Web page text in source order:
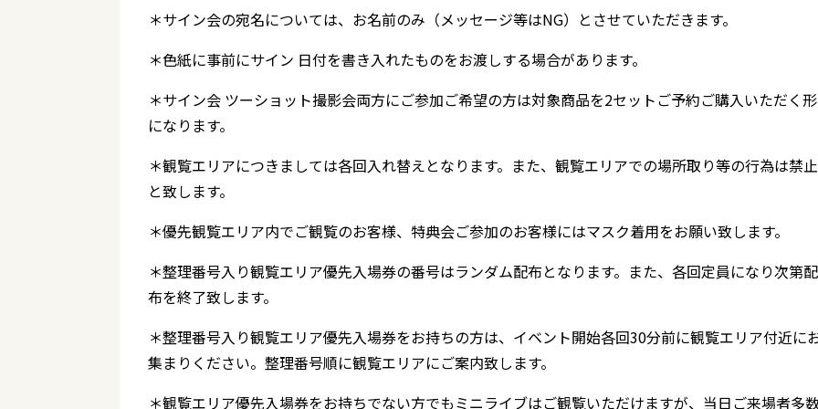
＊サイン会の宛名については、お名前のみ（メッセージ等はNG）とさせていただきます。
＊色紙に事前にサイン 日付を書き入れたものをお渡しする場合があります。
＊サイン会 ツーショット撮影会両方にご参加ご希望の方は対象商品を2セットご予約ご購入いただく形
になります。
＊観覧エリアにつきましては各回入れ替えとなります。また、観覧エリアでの場所取り等の行為は禁止
と致します。
＊優先観覧エリア内でご観覧のお客様、特典会ご参加のお客様にはマスク着用をお願い致します。
＊整理番号入り観覧エリア優先入場券の番号はランダム配布となります。また、各回定員になり次第配
布を終了致します。
＊整理番号入り観覧エリア優先入場券をお持ちの方は、イベント開始各回30分前に観覧エリア付近に
集まりください。整理番号順に観覧エリアにご案内致します。
＊観覧エリア優先入場券をお持ちでない方でもミニライブはご観覧いただけますが、当日ご来場者多